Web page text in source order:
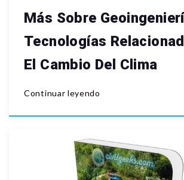
Más Sobre
Tecnologías
El Cambio Del Clima
Continuar leyendo